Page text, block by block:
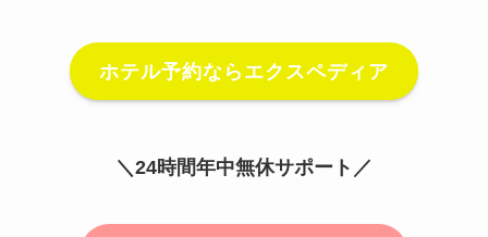
ホテル予約ならエクスペディア
＼24時間年中無休サポート／